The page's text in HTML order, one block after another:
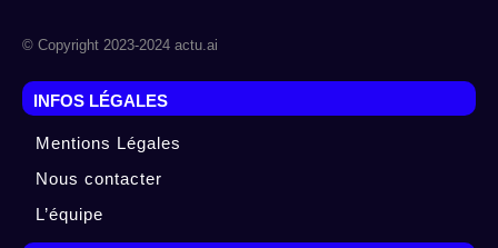
© Copyright 2023-2024 actu.ai
INFOS LÉGALES
Mentions Légales
Nous contacter
L’équipe